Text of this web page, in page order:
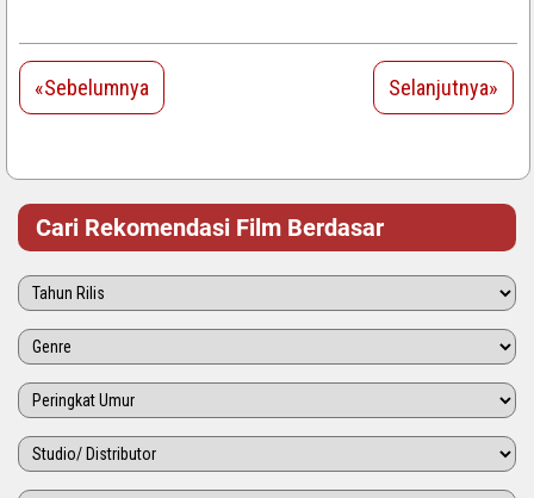
«Sebelumnya Selanjutnya»
Cari Rekomendasi Film Berdasar